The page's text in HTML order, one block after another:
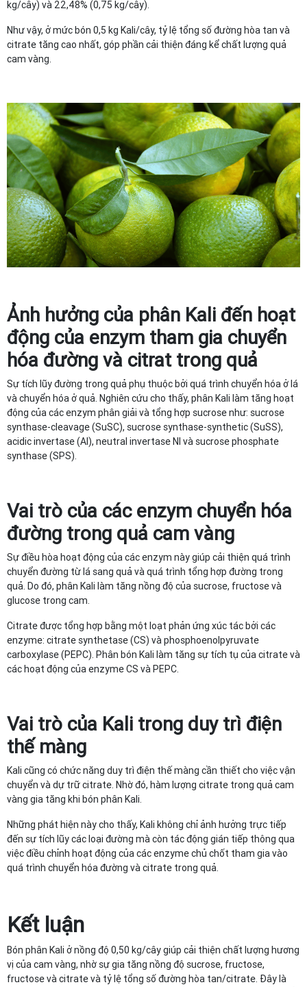
kg/cây) và 22,48% (0,75 kg/cây).
Như vậy, ở mức bón 0,5 kg Kali/cây, tỷ lệ tổng số đường hòa tan và
citrate tăng cao nhất, góp phần cải thiện đáng kể chất lượng quả
cam vàng.
Ảnh hưởng của phân Kali đến hoạt
động của enzym tham gia chuyển
hóa đường và citrat trong quả
Sự tích lũy đường trong quả phụ thuộc bởi quá trình chuyển hóa ở lá
và chuyển hóa ở quả. Nghiên cứu cho thấy, phân Kali làm tăng hoạt
động của các enzym phân giải và tổng hợp sucrose như: sucrose
synthase-cleavage (SuSC), sucrose synthase-synthetic (SuSS),
acidic invertase (AI), neutral invertase NI và sucrose phosphate
synthase (SPS).
Vai trò của các enzym chuyển hóa
đường trong quả cam vàng
Sự điều hòa hoạt động của các enzym này giúp cải thiện quá trình
chuyển đường từ lá sang quả và quá trình tổng hợp đường trong
quả. Do đó, phân Kali làm tăng nồng độ của sucrose, fructose và
glucose trong cam.
Citrate được tổng hợp bằng một loạt phản ứng xúc tác bởi các
enzyme: citrate synthetase (CS) và phosphoenolpyruvate
carboxylase (PEPC). Phân bón Kali làm tăng sự tích tụ của citrate và
các hoạt động của enzyme CS và PEPC.
Vai trò của Kali trong duy trì điện
thế màng
Kali cũng có chức năng duy trì điện thế màng cần thiết cho việc vận
chuyển và dự trữ citrate. Nhờ đó, hàm lượng citrate trong quả cam
vàng gia tăng khi bón phân Kali.
Những phát hiện này cho thấy, Kali không chỉ ảnh hưởng trực tiếp
đến sự tích lũy các loại đường mà còn tác động gián tiếp thông qua
việc điều chỉnh hoạt động của các enzyme chủ chốt tham gia vào
quá trình chuyển hóa đường và citrate trong quả.
Kết luận
Bón phân Kali ở nồng độ 0,50 kg/cây giúp cải thiện chất lượng hương
vị của cam vàng, nhờ sự gia tăng nồng độ sucrose, fructose,
fructose và citrate và tỷ lệ tổng số đường hòa tan/citrate. Đây là